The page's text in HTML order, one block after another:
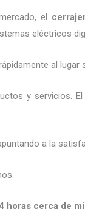
el
eléctricos
al lugar
y servicios. El
a la
horas cerca de mi